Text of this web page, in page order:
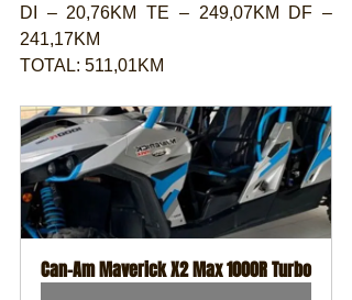
DI – 20,76KM TE – 249,07KM DF –
241,17KM
TOTAL: 511,01KM
Can-Am Maverick X2 Max 1000R Turbo